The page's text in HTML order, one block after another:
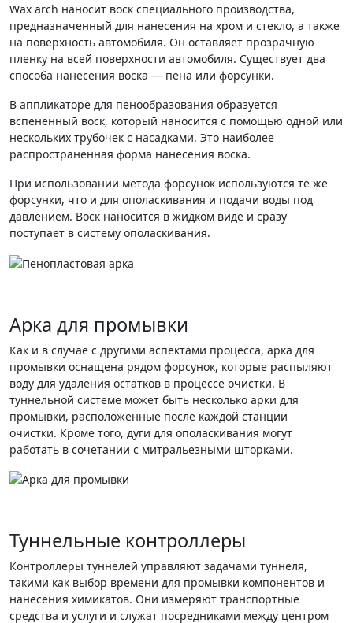
Wax arch наносит воск специального производства,
предназначенный для нанесения на хром и стекло, а также
на поверхность автомобиля. Он оставляет прозрачную
пленку на всей поверхности автомобиля. Существует два
способа нанесения воска — пена или форсунки.
В аппликаторе для пенообразования образуется
вспененный воск, который наносится с помощью одной или
нескольких трубочек с насадками. Это наиболее
распространенная форма нанесения воска.
При использовании метода форсунок используются те же
форсунки, что и для ополаскивания и подачи воды под
давлением. Воск наносится в жидком виде и сразу
поступает в систему ополаскивания.
Арка для промывки
Как и в случае с другими аспектами процесса, арка для
промывки оснащена рядом форсунок, которые распыляют
воду для удаления остатков в процессе очистки. В
туннельной системе может быть несколько арки для
промывки, расположенные после каждой станции
очистки. Кроме того, дуги для ополаскивания могут
работать в сочетании с митральезными шторками.
Туннельные контроллеры
Контроллеры туннелей управляют задачами туннеля,
такими как выбор времени для промывки компонентов и
нанесения химикатов. Они измеряют транспортные
средства и услуги и служат посредниками между центром